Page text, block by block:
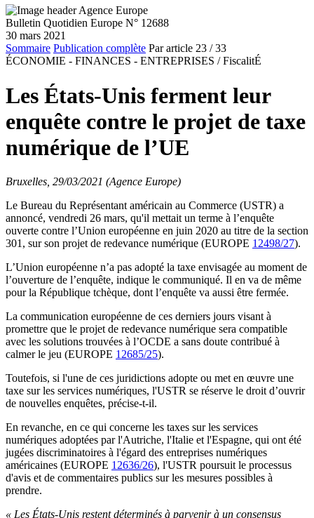
Bulletin Quotidien Europe N° 12688
30 mars 2021
Sommaire Publication complète Par article 23 / 33
ÉCONOMIE - FINANCES - ENTREPRISES / FiscalitÉ
Les États-Unis ferment leur
enquête contre le projet de taxe
numérique de l’UE
Bruxelles, 29/03/2021 (Agence Europe)
Le Bureau du Représentant américain au Commerce (USTR) a
annoncé, vendredi 26 mars, qu'il mettait un terme à l’enquête
ouverte contre l’Union européenne en juin 2020 au titre de la section
301, surson projet de redevance numérique (EUROPE 12498/27).
L’Union européenne n’a pas adopté la taxe envisagée au moment de
l’ouverture de l’enquête, indique le communiqué. Il en va de même
pour la République tchèque, dont l’enquête va aussi être fermée.
La communication européenne de ces derniers jours visant à
promettre que le projet de redevance numérique sera compatible
avec les solutions trouvées à l’OCDE a sans doute contribué à
calmer le jeu (EUROPE 12685/25).
Toutefois, si l'une de ces juridictions adopte ou met en œuvre une
taxe sur les services numériques, l'USTR se réserve le droit d’ouvrir
de nouvelles enquêtes, précise-t-il.
En revanche, en ce qui concerne les taxes sur les services
numériques adoptées par l'Autriche, l'Italie et l'Espagne, qui ont été
jugées discriminatoires à l'égard des entreprises numériques
américaines (EUROPE 12636/26), l'USTR poursuit le processus
d'avis et de commentaires publics sur les mesures possibles à
prendre.
« Les États-Unis restent déterminés à parvenir à un consensus